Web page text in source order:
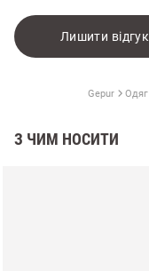
Лишити відгук
Gepur Одяг
З ЧИМ НОСИТИ